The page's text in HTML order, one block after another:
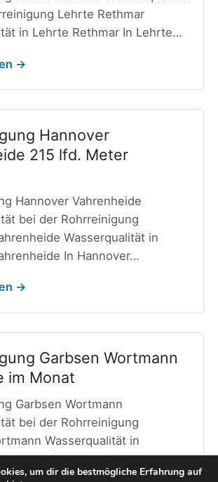
Lehrte Rethmar
in Lehrte Rethmar In Lehrte…
→
Hannover
215 lfd. Meter
Hannover Vahrenheide
bei der Rohrreinigung
Wasserqualität in
In Hannover…
→
Garbsen Wortmann
im Monat
Garbsen Wortmann
bei der Rohrreinigung
Wasserqualität in
Die Wasserhärte…
um dir die bestmögliche Erfahrung auf